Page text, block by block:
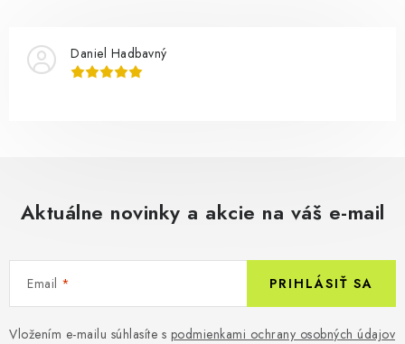
Daniel Hadbavný
Aktuálne novinky a akcie na váš e-mail
Email
Vložením e-mailu súhlasíte s podmienkami ochrany osobných údajov
PRIHLÁSIŤ SA